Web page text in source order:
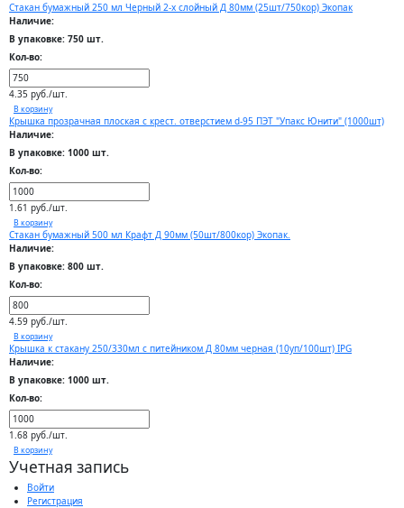
Стакан бумажный 250 мл Черный 2-х слойный Д 80мм (25шт/750кор) Экопак
Наличие:
В упаковке: 750 шт.
Кол-во:
4.35 руб./шт.
В корзину
Крышка прозрачная плоская с крест. отверстием d-95 ПЭТ "Упакс Юнити" (1000шт)
Наличие:
В упаковке: 1000 шт.
Кол-во:
1.61 руб./шт.
В корзину
Стакан бумажный 500 мл Крафт Д 90мм (50шт/800кор) Экопак.
Наличие:
В упаковке: 800 шт.
Кол-во:
4.59 руб./шт.
В корзину
Крышка к стакану 250/330мл с питейником Д 80мм черная (10уп/100шт) IPG
Наличие:
В упаковке: 1000 шт.
Кол-во:
1.68 руб./шт.
В корзину
Учетная запись
Войти
Регистрация